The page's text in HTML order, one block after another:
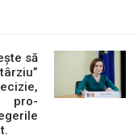
să
pro-